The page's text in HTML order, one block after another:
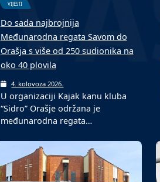
VIJESTI
Do sada najbrojnija
Međunarodna regata Savom do
Orašja s više od 250 sudionika na
oko 40 plovila
4. kolovoza 2026.
U organizaciji Kajak kanu kluba
“Sidro” Orašje održana je
međunarodna regata…